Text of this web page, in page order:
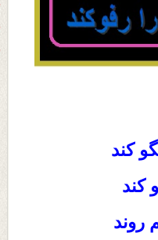
کند
کند
روند